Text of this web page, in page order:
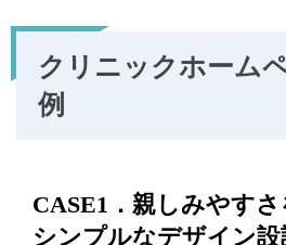
クリニックホーム
例
CASE1．親しみやす
シンプルなデザイン設